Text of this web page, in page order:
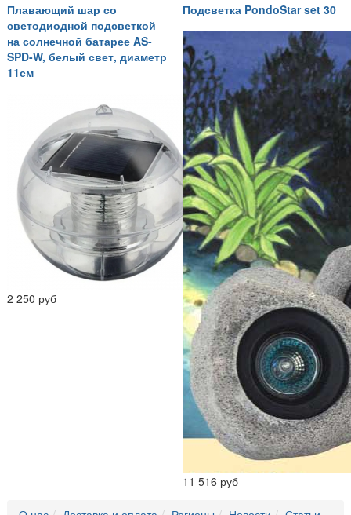
Плавающий шар со
светодиодной подсветкой
на солнечной батарее AS-
SPD-W, белый свет, диаметр
11см
2 250 руб
Подсветка PondoStar set 30
11 516 руб